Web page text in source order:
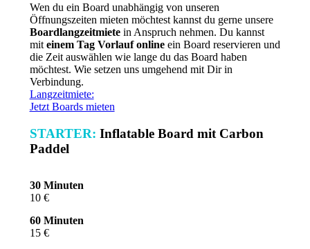
Wen du ein Board unabhängig von unseren
Öffnungszeiten mieten möchtest kannst du gerne unsere
Boardlangzeitmietein Anspruch nehmen. Du kannst
mit einem Tag Vorlauf onlineein Board reservieren und
die Zeit auswählen wie lange du das Board haben
möchtest. Wie setzen uns umgehend mit Dir in
Verbindung.
Langzeitmiete:
Jetzt Boards mieten
STARTER: Inflatable Board mit Carbon
Paddel
30 Minuten
10 €
60 Minuten
15 €